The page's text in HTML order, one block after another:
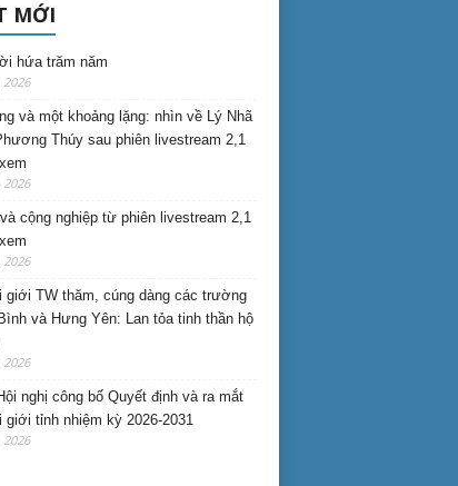
MỚI
hứa trăm năm
2026
và một khoảng lặng: nhìn về Lý Nhã
Thúy sau phiên livestream 2,1
cộng nghiệp từ phiên livestream 2,1
giới TW thăm, cúng dàng các trường
và Hưng Yên: Lan tỏa tinh thần hộ
nghị công bố Quyết định và ra mắt
giới tỉnh nhiệm kỳ 2026-2031